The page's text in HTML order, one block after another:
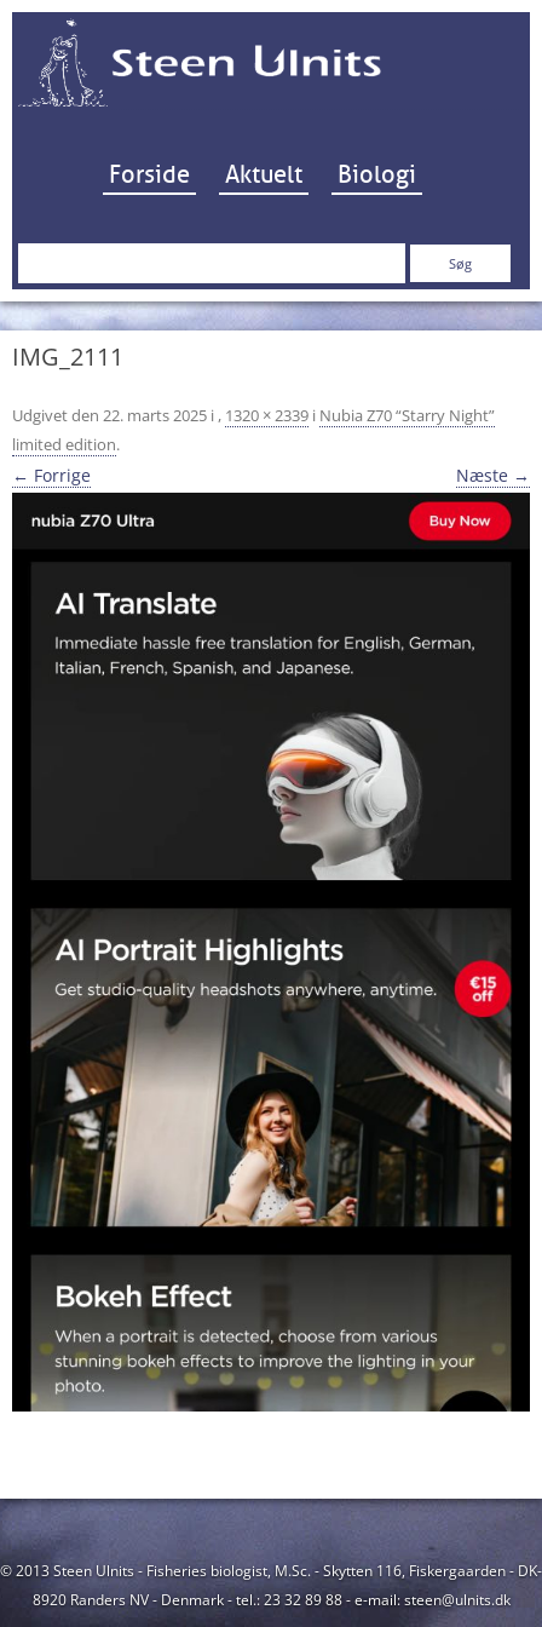
Hop til indhold
Forside Aktuelt Biologi
Søg
IMG_2111
Udgivet den 22. marts 2025 i , 1320 × 2339 i Nubia Z70 “Starry Night”
limited edition.
← Forrige Næste →
© 2013 Steen Ulnits - Fisheries biologist, M.Sc. - Skytten 116, Fiskergaarden - DK-
8920 Randers NV - Denmark - tel.: 23 32 89 88 - e-mail: steen@ulnits.dk